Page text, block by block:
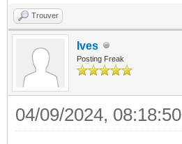
Trouver
Ives
Posting Freak
04/09/2024, 08:18:50